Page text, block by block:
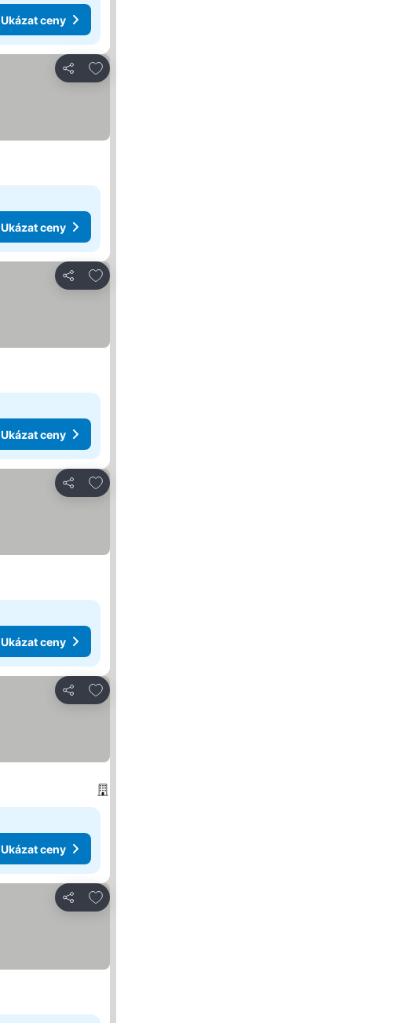
Ukázat ceny
Sdílet
Přidat na seznam oblíbených hotelů
Ukázat ceny
Sdílet
Přidat na seznam oblíbených hotelů
Ukázat ceny
Sdílet
Přidat na seznam oblíbených hotelů
Ukázat ceny
Sdílet
Přidat na seznam oblíbených hotelů
Ukázat ceny
Sdílet
Přidat na seznam oblíbených hotelů